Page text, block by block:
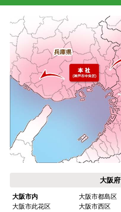
大阪府
大阪市内 大阪市都島区
大阪市此花区
大阪市西区